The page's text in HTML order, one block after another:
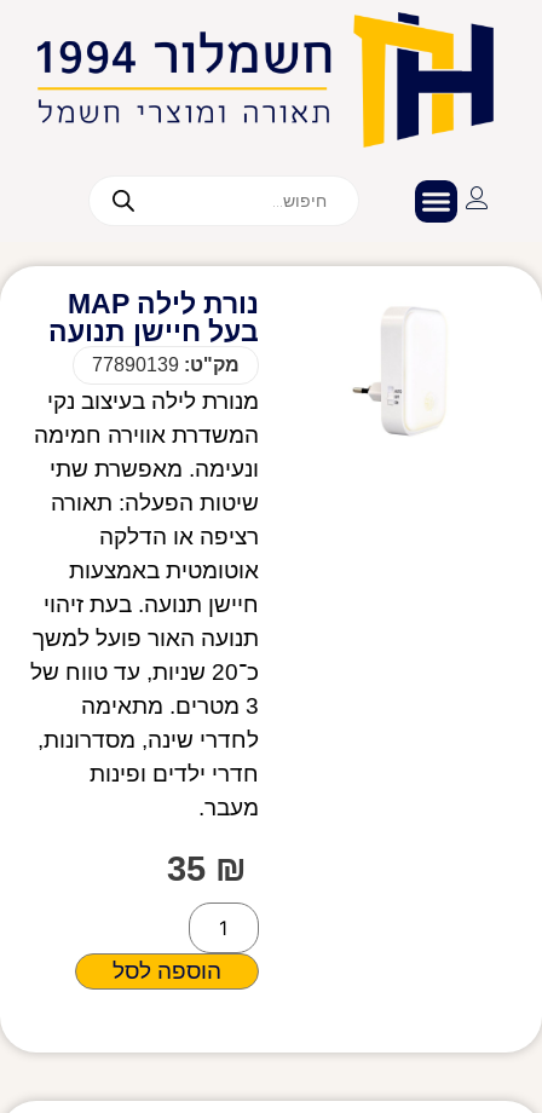
נורת לילה MAP
בעל חיישן תנועה
מק"ט: 77890139
מנורת לילה בעיצוב נקי
המשדרת אווירה חמימה
ונעימה. מאפשרת שתי
שיטות הפעלה: תאורה
רציפה או הדלקה
אוטומטית באמצעות
חיישן תנועה. בעת זיהוי
תנועה האור פועל למשך
כ־20 שניות, עד טווח של
3 מטרים. מתאימה
לחדרי שינה, מסדרונות,
חדרי ילדים ופינות
מעבר.
35 ₪
הוספה לסל